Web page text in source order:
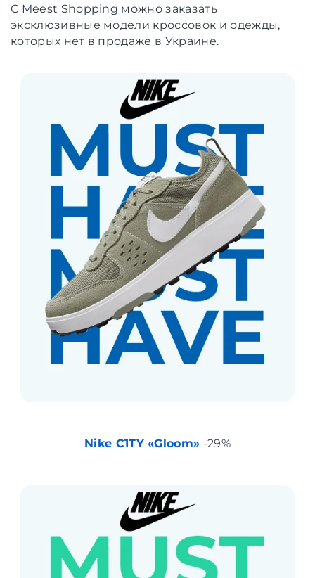
С Meest Shopping можно заказать
эксклюзивные модели кроссовок и одежды,
которых нет в продаже в Украине.
Nike C1TY «Gloom» -29%